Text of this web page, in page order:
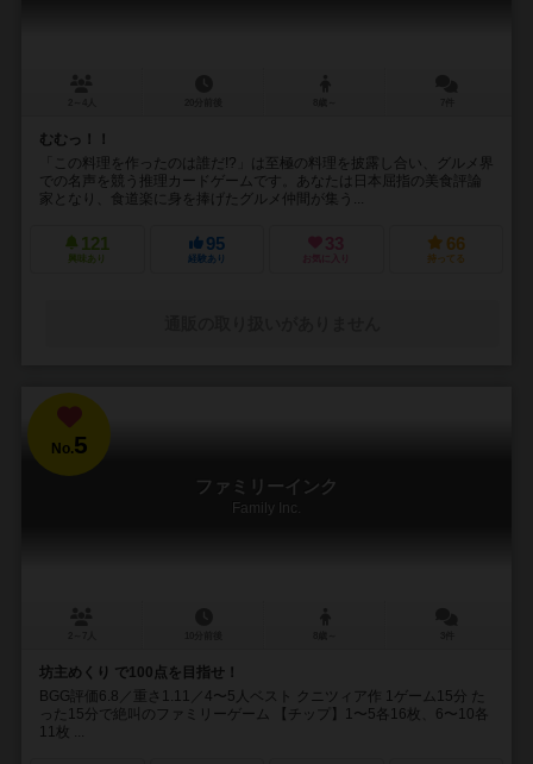
むむっ！！
「この料理を作ったのは誰だ!?」は至極の料理を披露し合い、グルメ界
での名声を競う推理カードゲームです。あなたは日本屈指の美食評論
家となり、食道楽に身を捧げたグルメ仲間が集う...
121
興味あり
95
経験あり
33
お気に入り
66
持ってる
No.5
ファミリーインク
Family Inc.
坊主めくり で100点を目指せ！
BGG評価6.8／重さ1.11／4〜5人ベスト クニツィア作 1ゲーム15分 た
った15分で絶叫のファミリーゲーム 【チップ】1〜5各16枚、6〜10各
11枚 ...